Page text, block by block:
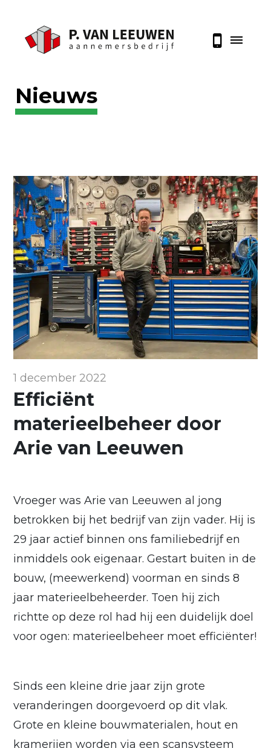
Nieuws
1 december 2022
Efficiënt
materieelbeheer door
Arie van Leeuwen
Vroeger was Arie van Leeuwen al jong
betrokken bij het bedrijf van zijn vader. Hij is
29 jaar actief binnen ons familiebedrijf en
inmiddels ook eigenaar. Gestart buiten in de
bouw, (meewerkend) voorman en sinds 8
jaar materieelbeheerder. Toen hij zich
richtte op deze rol had hij een duidelijk doel
voor ogen: materieelbeheer moet efficiënter!
Sinds een kleine drie jaar zijn grote
veranderingen doorgevoerd op dit vlak.
Grote en kleine bouwmaterialen, hout en
kramerijen worden via een scansysteem